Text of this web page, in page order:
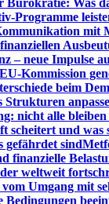
Bürokratie: Was
Programme
mit
– neue Impulse
EU-Kommission
beim
Strukturen
nicht alle bleiben
scheitert und was
gefährdet sind
finanzielle
weltweit
Umgang mit
Bedingungen